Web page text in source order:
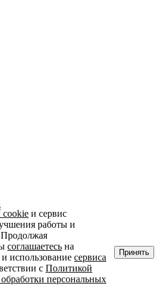
и сервис
работы и
Продолжая
соглашаетесь на
использованиесервиса
сПолитикой
персональных
Принять